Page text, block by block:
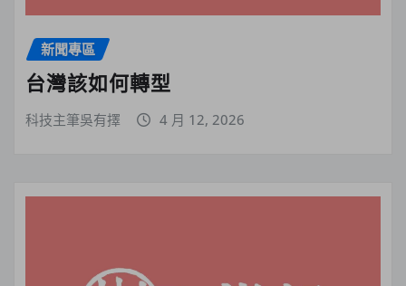
新聞專區
台灣該如何轉型
科技主筆吳有擇 4 月 12, 2026